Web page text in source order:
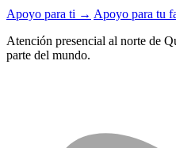
Apoyo para ti → Apoyo para tu
Atención presencial al norte de
parte del mundo.